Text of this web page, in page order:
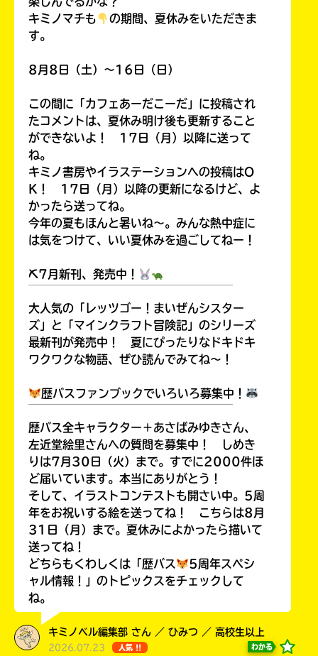
キミノマチも
の期間、夏休みをいただきま
す。
8月8日（土）～16日（日）
この間に「カフェあーだこーだ」に投稿され
たコメントは、夏休み明け後も更新すること
ができないよ！ 17日（月）以降に送って
ね。
キミノ書房やイラステーションへの投稿はO
K！ 17日（月）以降の更新になるけど、よ
かったら送ってね。
今年の夏もほんと暑いね～。みんな熱中症に
は気をつけて、いい夏休みを過ごしてねー！
⛏7月新刊、発売中！
大人気の「レッツゴー！まいぜんシスター
ズ」と「マインクラフト冒険記」のシリーズ
最新刊が発売中！ 夏にぴったりなドキドキ
ワクワクな物語、ぜひ読んでみてね～！
歴バスファンブックでいろいろ募集中！
歴バス全キャラクター＋あさばみゆきさん、
左近堂絵里さんへの質問を募集中！ しめき
りは7月30日（火）まで。すでに2000件ほ
ど届いています。本当にありがとう！
そして、イラストコンテストも開さい中。5周
年をお祝いする絵を送ってね！ こちらは8月
31日（月）まで。夏休みによかったら描いて
送ってね！
どちらもくわしくは「歴バス
5周年スペシ
ャル情報！」のトピックスをチェックして
ね。
キミノベル編集部 さん ／ ひみつ ／ 高校生以上
2026.07.23 人気 !! わかる